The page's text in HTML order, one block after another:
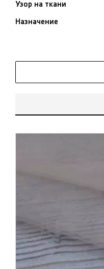
Узор на ткани
Назначение